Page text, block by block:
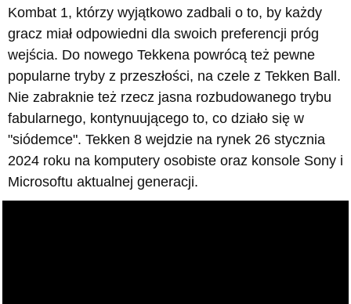
Kombat 1, którzy wyjątkowo zadbali o to, by każdy
gracz miał odpowiedni dla swoich preferencji próg
wejścia. Do nowego Tekkena powrócą też pewne
popularne tryby z przeszłości, na czele z Tekken Ball.
Nie zabraknie też rzecz jasna rozbudowanego trybu
fabularnego, kontynuującego to, co działo się w
"siódemce". Tekken 8 wejdzie na rynek 26 stycznia
2024 roku na komputery osobiste oraz konsole Sony i
Microsoftu aktualnej generacji.